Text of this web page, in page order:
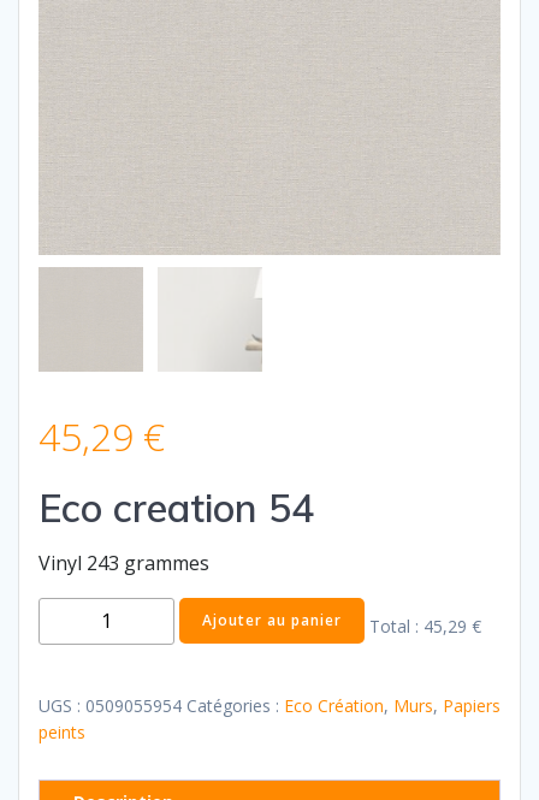
45,29 €
Eco creation 54
Vinyl 243 grammes
quantité
de
creation
54
Ajouter au panier Total : 45,29 €
UGS : 0509055954 Catégories : Eco Création, Murs, Papiers
peints